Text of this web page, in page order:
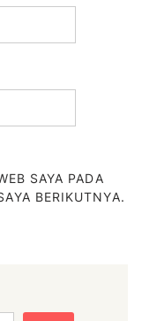
SAYA PADA
BERIKUTNYA.